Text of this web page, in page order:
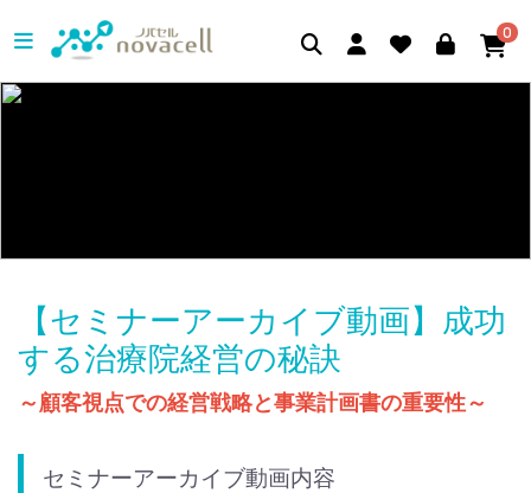
0
【セミナーアーカイブ動画】成功
する治療院経営の秘訣
～顧客視点での経営戦略と事業計画書の重要性～
セミナーアーカイブ動画内容